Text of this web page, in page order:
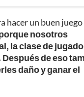
hacer un buen
nosotros
la clase de
de eso
daño y ganar el